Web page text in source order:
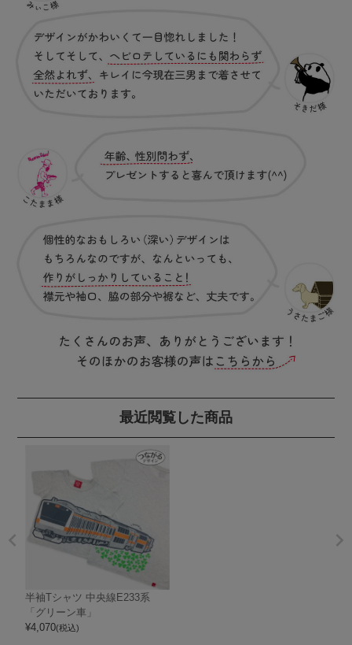
最近閲覧した商品
半袖Tシャツ 中央線E233系
「グリーン車」
¥4,070(税込)